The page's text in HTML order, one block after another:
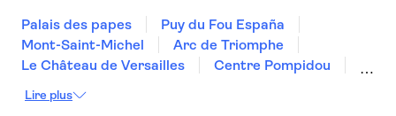
Palais des papes
Puy du Fou España
Mont-Saint-Michel
Arc de Triomphe
Le Château de Versailles
Centre Pompidou
La Chapelle Sixtine
Lire plus